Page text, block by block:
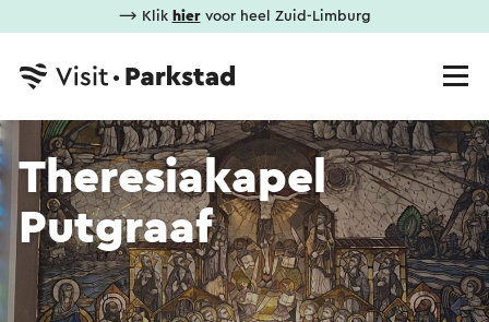
⟶ Klik hiervoor heel Zuid-Limburg
Theresiakapel
Putgraaf